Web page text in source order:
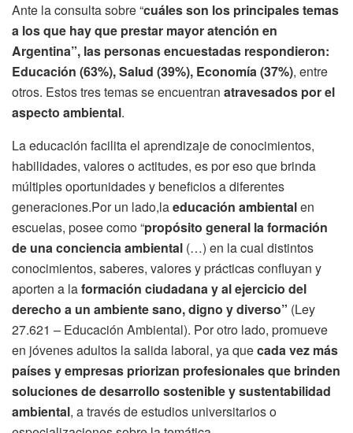
Ante la consulta sobre “cuáles son los principales temas
a los que hay que prestar mayor atención en
Argentina”, las personas encuestadas respondieron:
Educación (63%), Salud (39%), Economía (37%), entre
otros. Estos tres temas se encuentran atravesados por el
aspecto ambiental.
La educación facilita el aprendizaje de conocimientos,
habilidades, valores o actitudes, es por eso que brinda
múltiples oportunidades y beneficios a diferentes
generaciones.Por un lado,laeducación ambientalen
escuelas, posee como “propósito general la formación
de una conciencia ambiental (…) en la cual distintos
conocimientos, saberes, valores y prácticas confluyan y
aporten a laformación ciudadana y al ejercicio del
derecho a un ambiente sano, digno y diverso” (Ley
27.621 – Educación Ambiental). Por otro lado, promueve
en jóvenes adultos la salida laboral, ya quecada vez más
países y empresas priorizan profesionales que brinden
soluciones de desarrollo sostenible y sustentabilidad
ambiental, a través de estudios universitarios o